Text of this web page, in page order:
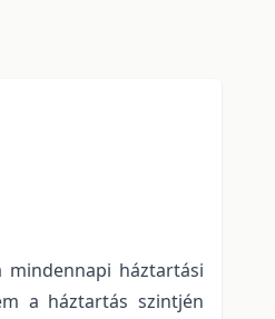
háztartási
a háztartás szintjén